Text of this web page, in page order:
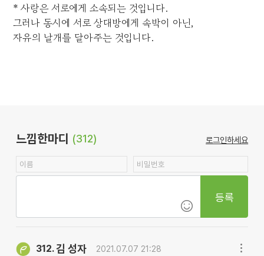
* 사랑은 서로에게 소속되는 것입니다.
그러나 동시에 서로 상대방에게 속박이 아닌,
자유의 날개를 달아주는 것입니다.
느낌한마디 (312) 로그인하세요
등록
312.김 성자 2021.07.07 21:28